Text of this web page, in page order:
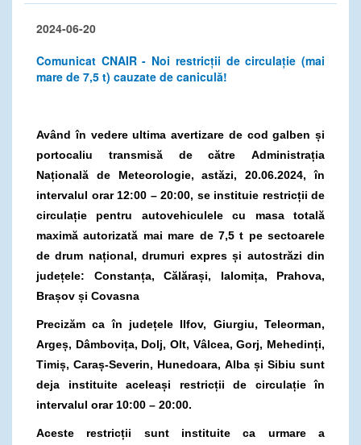
2024-06-20
Comunicat CNAIR - Noi restricții de circulație (mai
mare de 7,5 t) cauzate de caniculă!
Având în vedere ultima avertizare de cod galben și
portocaliu transmisă de către Administrația
Națională de Meteorologie, astăzi, 20.06.2024, în
intervalul orar 12:00 – 20:00, se instituie restricții de
circulație pentru autovehiculele cu masa totală
maximă autorizată mai mare de 7,5 t pe sectoarele
de drum național, drumuri expres și autostrăzi din
județele: Constanța, Călărași, Ialomița, Prahova,
Brașov și Covasna
Precizăm ca în județele Ilfov, Giurgiu, Teleorman,
Argeș, Dâmbovița, Dolj, Olt, Vâlcea, Gorj, Mehedinți,
Timiș, Caraș-Severin, Hunedoara, Alba și Sibiu sunt
deja instituite aceleași restricții de circulație în
intervalul orar 10:00 – 20:00.
Aceste restricții sunt instituite ca urmare a